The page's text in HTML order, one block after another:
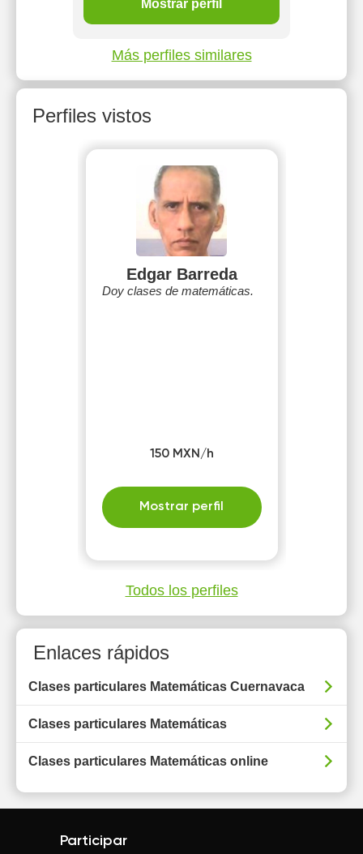
Mostrar perfil
Más perfiles similares
Perfiles vistos
Edgar Barreda
Doy clases de matemáticas.
150 MXN/h
Mostrar perfil
Todos los perfiles
Enlaces rápidos
Clases particulares Matemáticas Cuernavaca
Clases particulares Matemáticas
Clases particulares Matemáticas online
Participar